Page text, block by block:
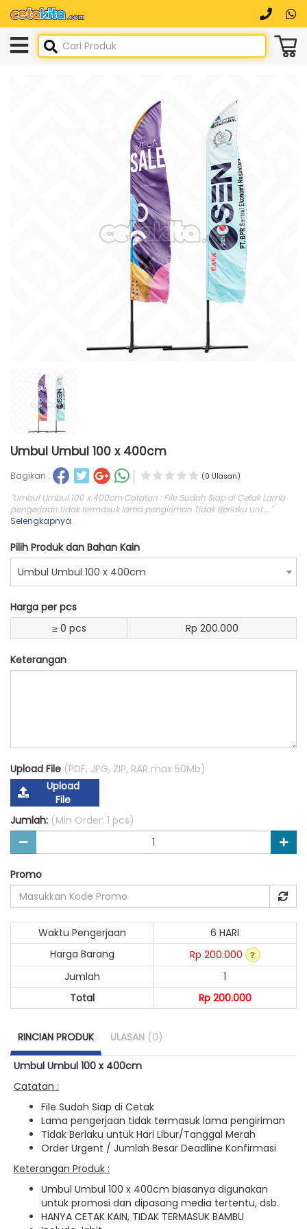
Umbul Umbul 100 x 400cm
Bagikan : (0 Ulasan)
"Umbul Umbul 100 x 400cm Catatan : File Sudah Siap di Cetak Lama
pengerjaan tidak termasuk lama pengiriman Tidak Berlaku unt ..."
Selengkapnya.
Pilih Produk dan Bahan Kain
Umbul Umbul 100 x 400cm
Harga per pcs
≥ 0 pcs
Rp 200.000
Keterangan
Upload File (PDF, JPG, ZIP, RAR max 50Mb)
Upload
File
Jumlah: (Min Order: 1 pcs)
Promo
Waktu Pengerjaan
6 HARI
Harga Barang
Rp 200.000
Jumlah
1
Total
Rp 200.000
RINCIAN PRODUK ULASAN (0)
Umbul Umbul 100 x 400cm
Catatan :
File Sudah Siap di Cetak
Lama pengerjaan tidak termasuk lama pengiriman
Tidak Berlaku untuk Hari Libur/Tanggal Merah
Order Urgent / Jumlah Besar Deadline Konfirmasi
Keterangan Produk :
Umbul Umbul 100 x 400cm biasanya digunakan
untuk promosi dan dipasang media tertentu, dsb.
HANYA CETAK KAIN, TIDAK TERMASUK BAMBU